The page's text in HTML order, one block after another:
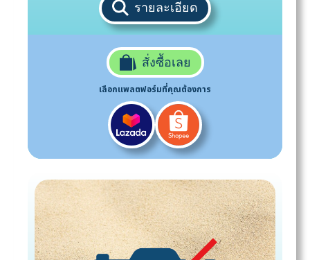
รายละเอียด
สั่งซื้อเลย
เลือกแพลตฟอร์มที่คุณต้องการ